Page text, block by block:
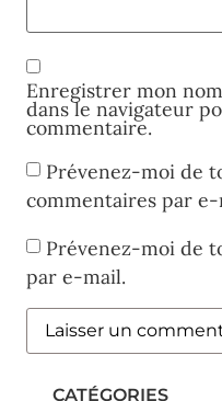
Enregistrer mon
dans le navigateur
commentaire.
Prévenez-moi de
commentaires par e-
Prévenez-moi de
par e-mail.
CATÉGORIES